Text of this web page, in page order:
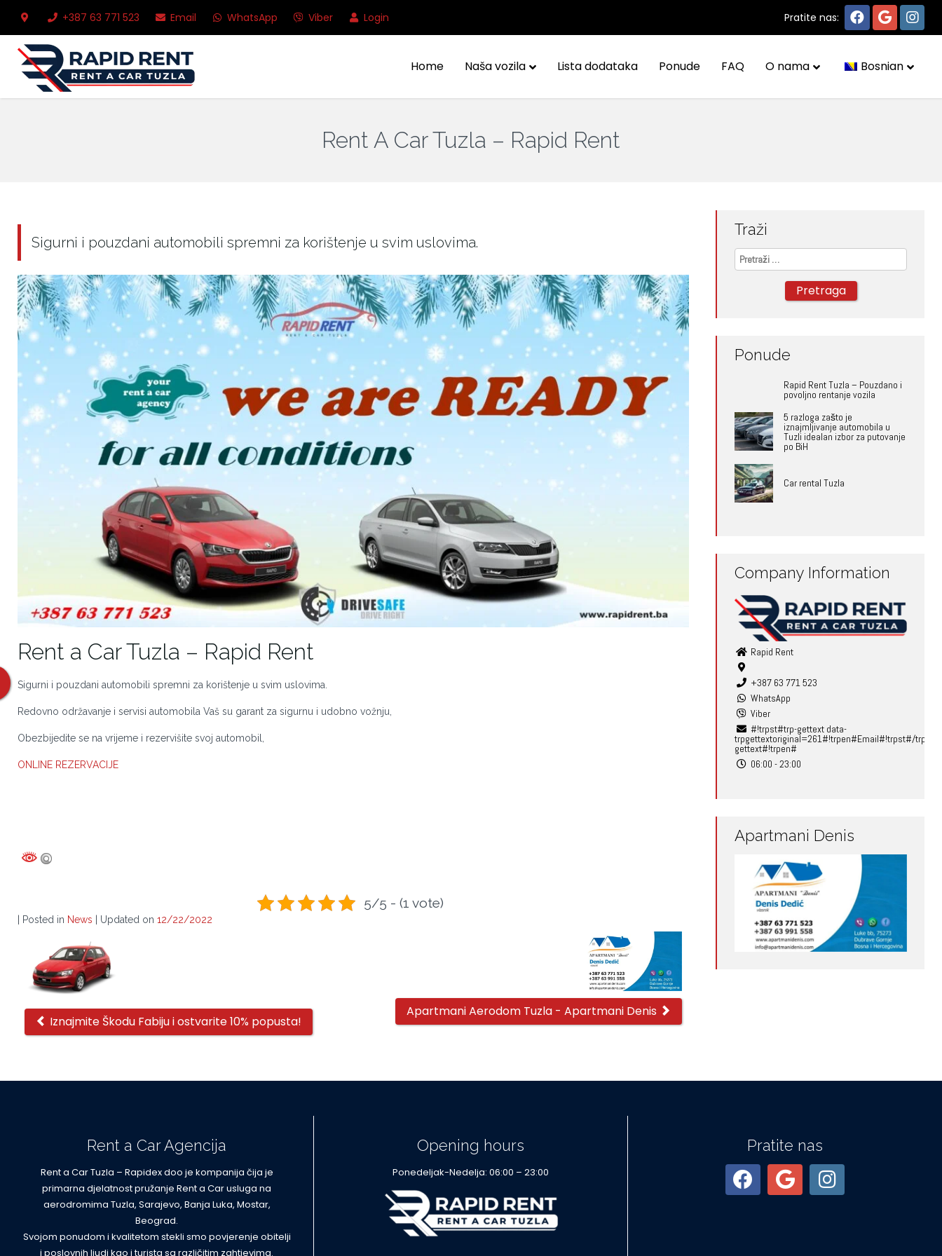
+387 63 771 523 Email WhatsApp Viber Login Pratite nas:
Home Naša vozila Lista dodataka Ponude FAQ O nama Bosnian
Rent A Car Tuzla – Rapid Rent
Sigurni i pouzdani automobili spremni za korištenje u svim uslovima.
Rent a Car Tuzla – Rapid Rent
Sigurni i pouzdani automobili spremni za korištenje u svim uslovima.
Redovno održavanje i servisi automobila Vaš su garant za sigurnu i udobno vožnju,
Obezbijedite se na vrijeme i rezervišite svoj automobil,
ONLINE REZERVACIJE
5/5 - (1 vote)
| Posted in News | Updated on 12/22/2022
Related
Offers
Iznajmite Škodu Fabiju i ostvarite 10% popusta!
Apartmani Aerodom Tuzla - Apartmani Denis
Traži
Pretraga:
Ponude
Rapid Rent Tuzla – Pouzdano i
povoljno rentanje vozila
5 razloga zašto je
iznajmljivanje automobila u
Tuzli idealan izbor za putovanje
po BiH
Car rental Tuzla
Company Information
Rapid Rent
+387 63 771 523
WhatsApp
Viber
#!trpst#trp-gettext data-
trpgettextoriginal=261#!trpen#Email#!trpst#/trp-
gettext#!trpen#
06:00 - 23:00
Apartmani Denis
Rent a Car Agencija
Rent a Car Tuzla – Rapidex doo je kompanija čija je
primarna djelatnost pružanje Rent a Car usluga na
aerodromima Tuzla, Sarajevo, Banja Luka, Mostar,
Beograd.
Svojom ponudom i kvalitetom stekli smo povjerenje obitelji
i poslovnih ljudi kao i turista sa različitim zahtjevima.
Opening hours
Ponedeljak-Nedelja: 06:00 – 23:00
Pratite nas